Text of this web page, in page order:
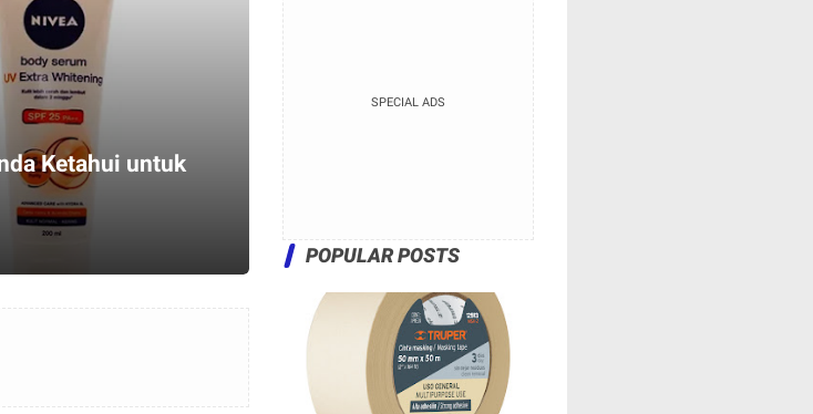
Ketahui untuk
SPECIAL ADS
POPULAR POSTS